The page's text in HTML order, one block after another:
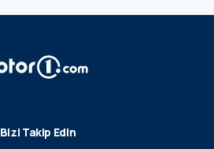
Bizi Takip Edin